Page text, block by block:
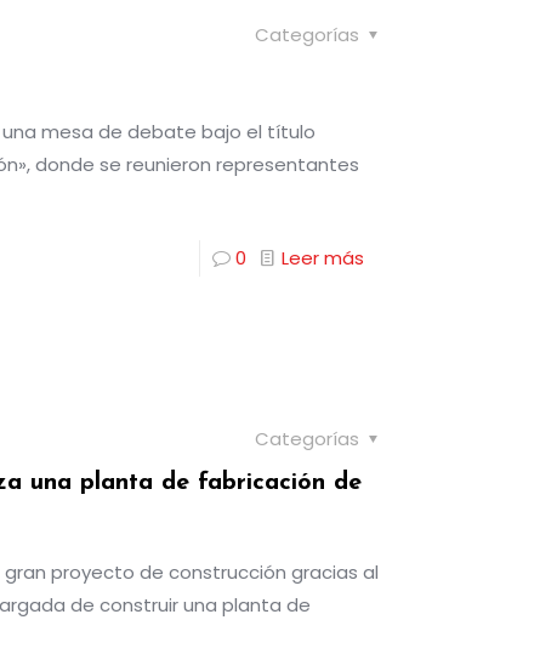
Categorías
una mesa de debate bajo el título
donde se reunieron representantes
0 Leer más
Categorías
una planta de fabricación de
proyecto de construcción gracias al
de construir una planta de